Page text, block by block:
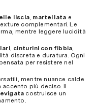
liscia martellata e
complementari. Le
mentre leggere lucidità
, cinturini con fibbia
discreta e duratura. Ogni
per resistere nel
mentre nuance calde
accento più deciso. Il
costruisce un